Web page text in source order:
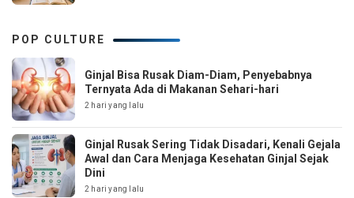
POP CULTURE
Ginjal Bisa Rusak Diam-Diam, Penyebabnya
Ternyata Ada di Makanan Sehari-hari
2 hari yang lalu
Ginjal Rusak Sering Tidak Disadari, Kenali Gejala
Awal dan Cara Menjaga Kesehatan Ginjal Sejak
Dini
2 hari yang lalu